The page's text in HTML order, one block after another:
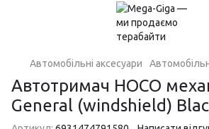
Автомобільні аксесуари
Автотримач HOCO
General (windshield)